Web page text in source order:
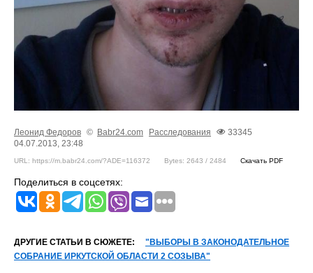
Леонид Федоров © Babr24.com Расследования
33345
04.07.2013, 23:48
URL: https://m.babr24.com/?ADE=116372 Bytes: 2643 / 2484 Скачать PDF
Поделиться в соцсетях:
ДРУГИЕ СТАТЬИ В СЮЖЕТЕ:
"ВЫБОРЫ В ЗАКОНОДАТЕЛЬНОЕ
СОБРАНИЕ ИРКУТСКОЙ ОБЛАСТИ 2 СОЗЫВА"